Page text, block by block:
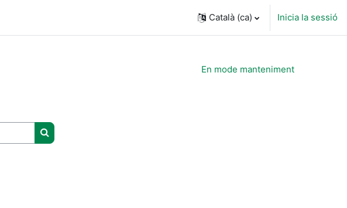
Català ‎(ca)‎ Inicia la sessió
En mode manteniment
Cerca cursos